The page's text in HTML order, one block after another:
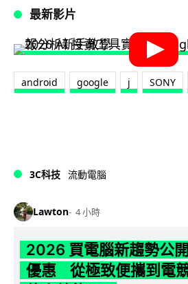
最新影片
android google j SONY
3C科技 流動電腦
Lawton 4 小時
2026 買電腦新趨勢公
優惠 從極致便攜到電